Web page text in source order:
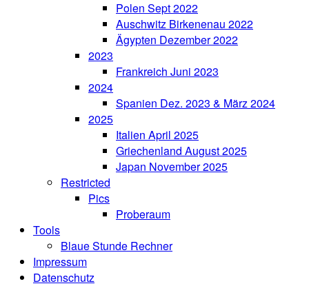
Polen Sept 2022
Auschwitz Birkenenau 2022
Ägypten Dezember 2022
2023
Frankreich Juni 2023
2024
Spanien Dez. 2023 & März 2024
2025
Italien April 2025
Griechenland August 2025
Japan November 2025
Restricted
Pics
Proberaum
Tools
Blaue Stunde Rechner
Impressum
Datenschutz